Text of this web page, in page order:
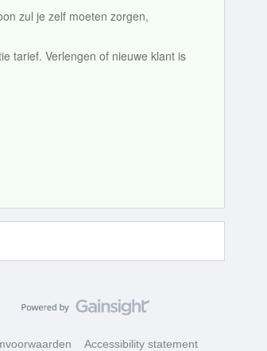
zul je zelf moeten zorgen,
tarief. Verlengen of nieuwe klant is
Accessibility statement